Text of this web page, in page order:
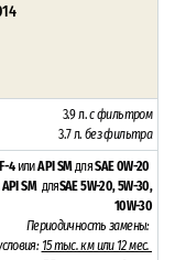
3.9 л.с фильтром
3.7 л. без фильтра
4илиAPI SMдляSAE 0W-20
API SM дляSAE 5W-20, 5W-30,
10W-30
Периодичность замены:
15 тыс. км или 12 мес.